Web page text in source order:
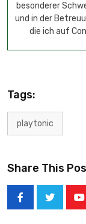
besonderer
und in der
die ich auf
Tags:
playtonic
Share This